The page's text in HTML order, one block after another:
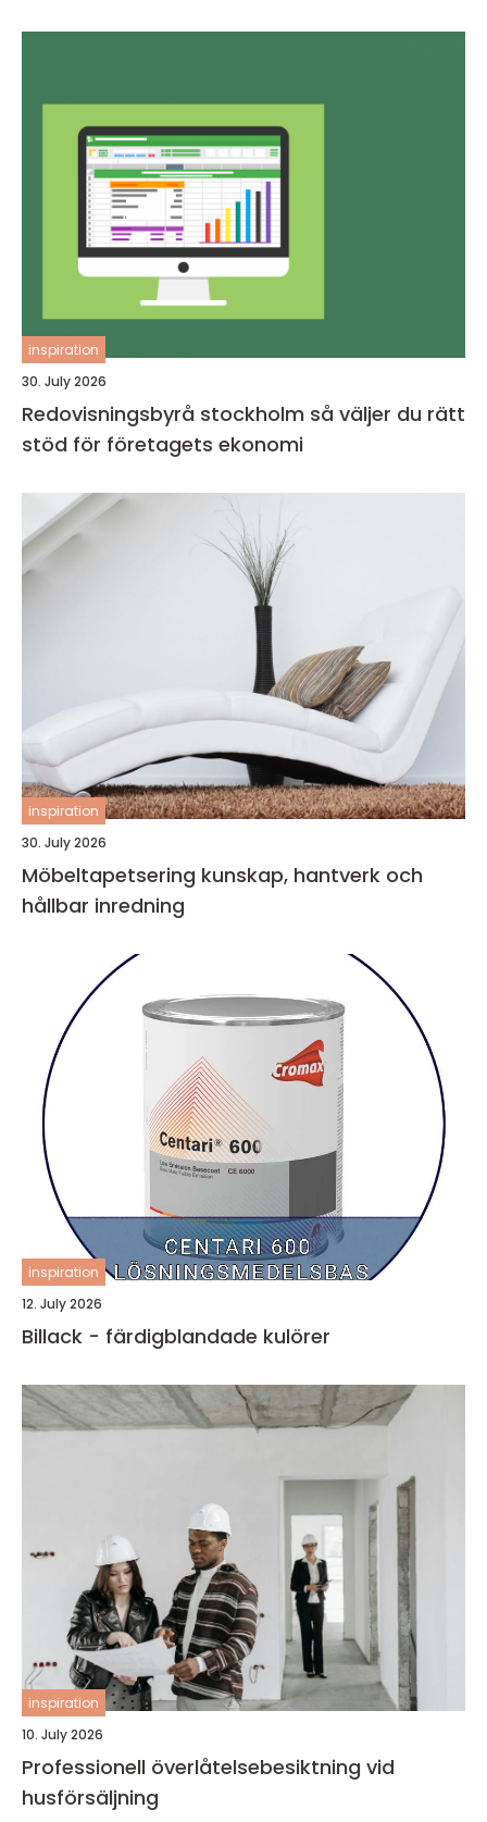
inspiration
30. July 2026
Redovisningsbyrå stockholm så väljer du rätt
stöd för företagets ekonomi
inspiration
30. July 2026
Möbeltapetsering kunskap, hantverk och
hållbar inredning
inspiration
12. July 2026
Billack - färdigblandade kulörer
inspiration
10. July 2026
Professionell överlåtelsebesiktning vid
husförsäljning